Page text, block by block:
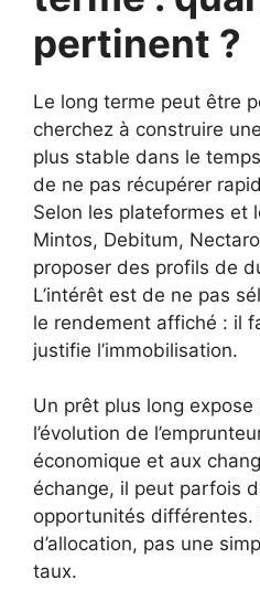
pertinent ?
Le long terme peut être
cherchez à construire
plus stable dans le
de ne pas récupérer
Selon les plateformes et
Mintos, Debitum,
proposer des profils de
L’intérêt est de ne pas
le rendement affiché : il
justifie l’immobilisation.
Un prêt plus long
l’évolution de
économique et aux
échange, il peut parfois
opportunités différentes.
d’allocation, pas une
taux.